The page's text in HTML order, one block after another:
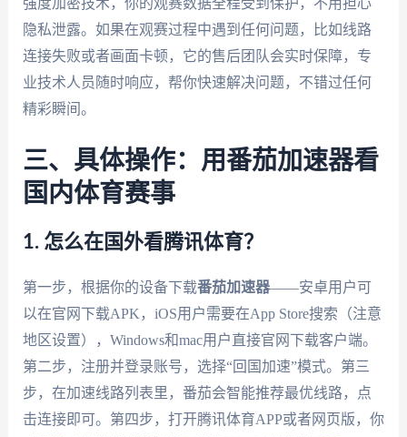
隐私泄露。如果在观赛过程中遇到任何问题，比如线路
连接失败或者画面卡顿，它的售后团队会实时保障，专
业技术人员随时响应，帮你快速解决问题，不错过任何
精彩瞬间。
三、具体操作：用番茄加速器看
国内体育赛事
1. 怎么在国外看腾讯体育？
第一步，根据你的设备下载番茄加速器——安卓用户可
以在官网下载APK，iOS用户需要在App Store搜索（注意
地区设置），Windows和mac用户直接官网下载客户端。
第二步，注册并登录账号，选择“回国加速”模式。第三
步，在加速线路列表里，番茄会智能推荐最优线路，点
击连接即可。第四步，打开腾讯体育APP或者网页版，你